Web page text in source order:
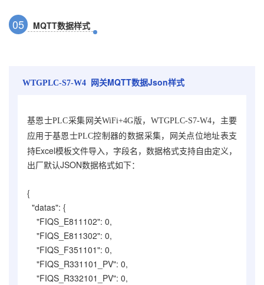
05 MQTT数据样式
WTGPLC-S7-W4 网关MQTT数据Json样式
基恩士PLC采集网关WiFi+4G版，WTGPLC-S7-W4， 主要
应用于基恩士PLC控制器的数据采集，网关点位地址表支
持Excel模板文件导入，字段名，数据格式支持自由定义，
出厂默认JSON数据格式如下：
{
"datas": {
"FIQS_E811102": 0,
"FIQS_E811302": 0,
"FIQS_F351101": 0,
"FIQS_R331101_PV": 0,
"FIQS_R332101_PV": 0,